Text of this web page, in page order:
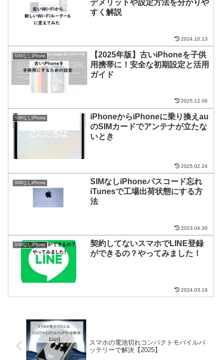
デメリットや設定方法を分かりや
すく解説
2024.10.13
SIMなしiPhone
【2025年版】古いiPhoneを子供
用携帯に！安全な初期設定と活用
ガイド
2025.12.06
SIMなしiPhone
iPhoneからiPhoneに乗り換えau
のSIMカードでアンテナが立たな
いとき
2025.02.24
SIMなしiPhone
SIMなしiPhoneパスコード忘れ
iTunesで工場出荷状態にする方
法
2023.04.30
SIMなしiPhone
契約してないスマホでLINE登録
ができるの？やってみました！
2024.03.19
スマホの電池切れコンパクトモバイルバ
ッテリーで解決【2025】